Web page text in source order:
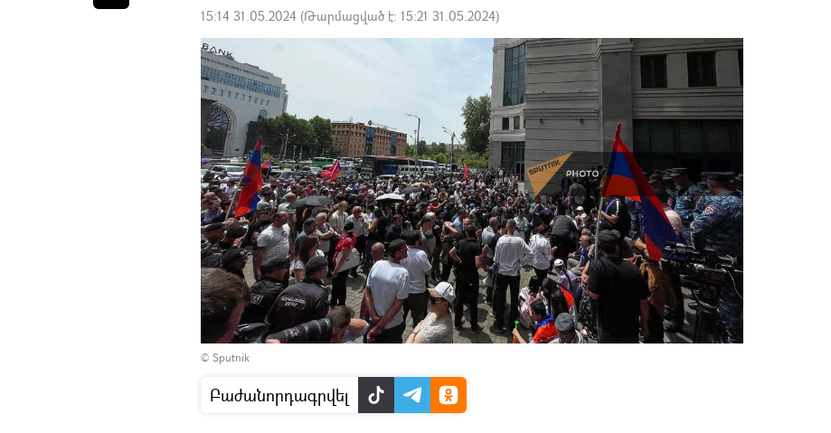
15:14 31.05.2024 (Թարմացված է: 15:21 31.05.2024)
© Sputnik
Բաժանորդագրվել